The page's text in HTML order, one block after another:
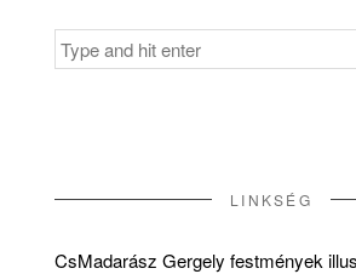
Search
for:
LINKSÉG
CsMadarász Gergely festmények